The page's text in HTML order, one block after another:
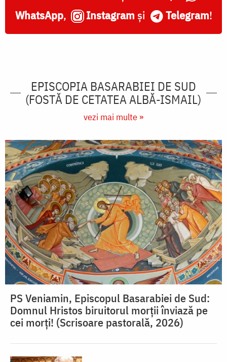
WhatsApp, Instagram și Telegram!
EPISCOPIA BASARABIEI DE SUD
(FOSTĂ DE CETATEA ALBĂ-ISMAIL)
vezi mai multe »
PS Veniamin, Episcopul Basarabiei de Sud:
Domnul Hristos biruitorul morții înviază pe
cei morți! (Scrisoare pastorală, 2026)